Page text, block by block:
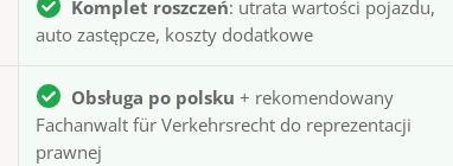
Komplet roszczeń: utrata wartości pojazdu,
auto zastępcze, koszty dodatkowe
Obsługa po polsku + rekomendowany
Fachanwalt für Verkehrsrecht do reprezentacji
prawnej